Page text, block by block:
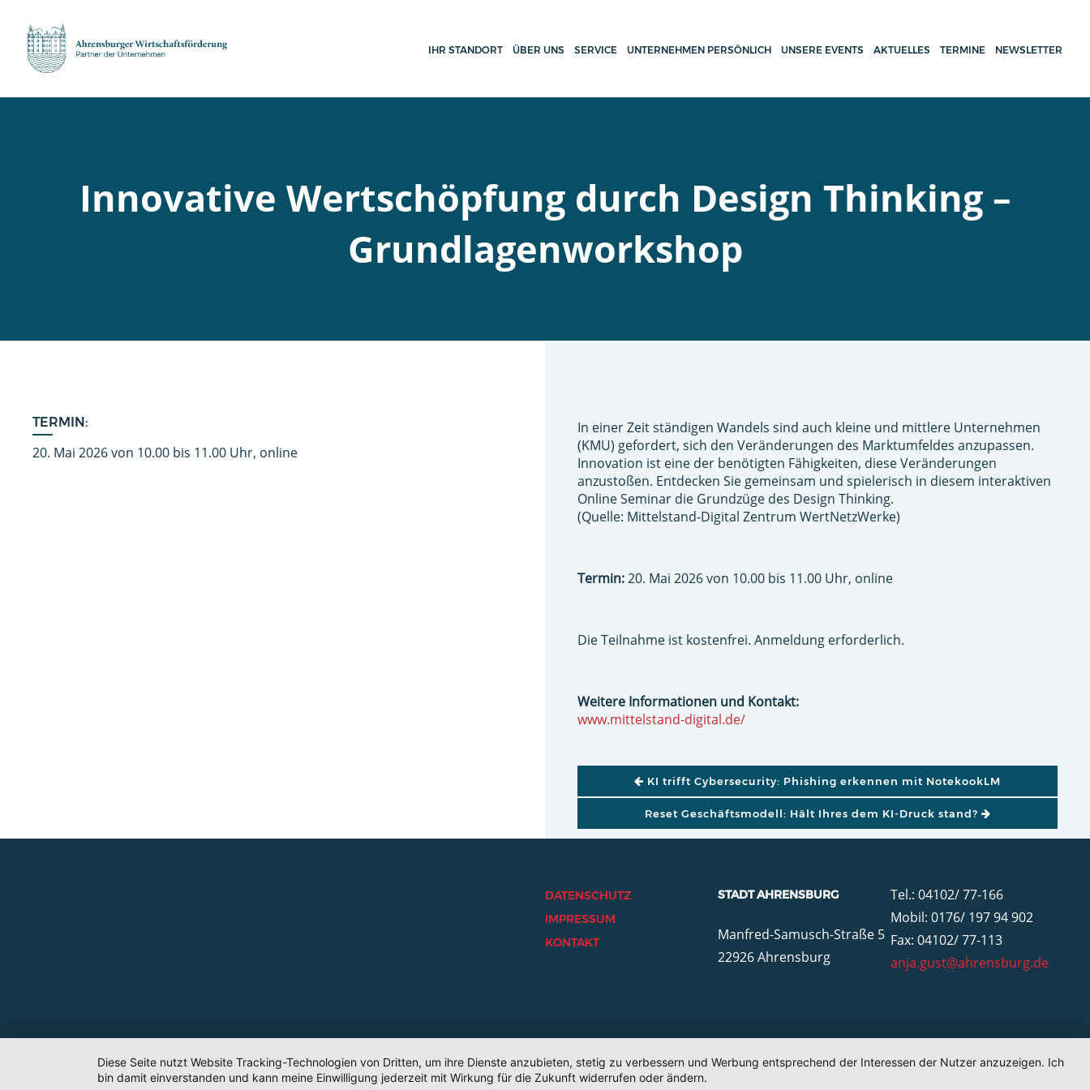
IHR STANDORT ÜBER UNS SERVICE UNTERNEHMEN PERSÖNLICH UNSERE EVENTS AKTUELLES TERMINE NEWSLETTER
Innovative Wertschöpfung durch Design Thinking –
Grundlagenworkshop
TERMIN:
20. Mai 2026 von 10.00 bis 11.00 Uhr, online
In einer Zeit ständigen Wandels sind auch kleine und mittlere Unternehmen
(KMU) gefordert, sich den Veränderungen des Marktumfeldes anzupassen.
Innovation ist eine der benötigten Fähigkeiten, diese Veränderungen
anzustoßen. Entdecken Sie gemeinsam und spielerisch in diesem interaktiven
Online Seminar die Grundzüge des Design Thinking.
(Quelle: Mittelstand-Digital Zentrum WertNetzWerke)
Termin:20. Mai 2026 von 10.00 bis 11.00 Uhr, online
Die Teilnahme ist kostenfrei. Anmeldung erforderlich.
Weitere Informationen und Kontakt:
www.mittelstand-digital.de/
BEITRAGSNAVIGATION
KI trifft Cybersecurity: Phishing erkennen mit NotekookLM
Reset Geschäftsmodell: Hält Ihres dem KI-Druck stand?
DATENSCHUTZ
IMPRESSUM
KONTAKT
STADT AHRENSBURG
Manfred-Samusch-Straße 5
22926 Ahrensburg
Tel.: 04102/ 77-166
Mobil: 0176/ 197 94 902
Fax: 04102/ 77-113
anja.gust@ahrensburg.de
Diese Seite nutzt Website Tracking-Technologien von Dritten, um ihre Dienste anzubieten, stetig zu verbessern und Werbung entsprechend der Interessen der Nutzer anzuzeigen. Ich
bin damit einverstanden und kann meine Einwilligung jederzeit mit Wirkung für die Zukunft widerrufen oder ändern.